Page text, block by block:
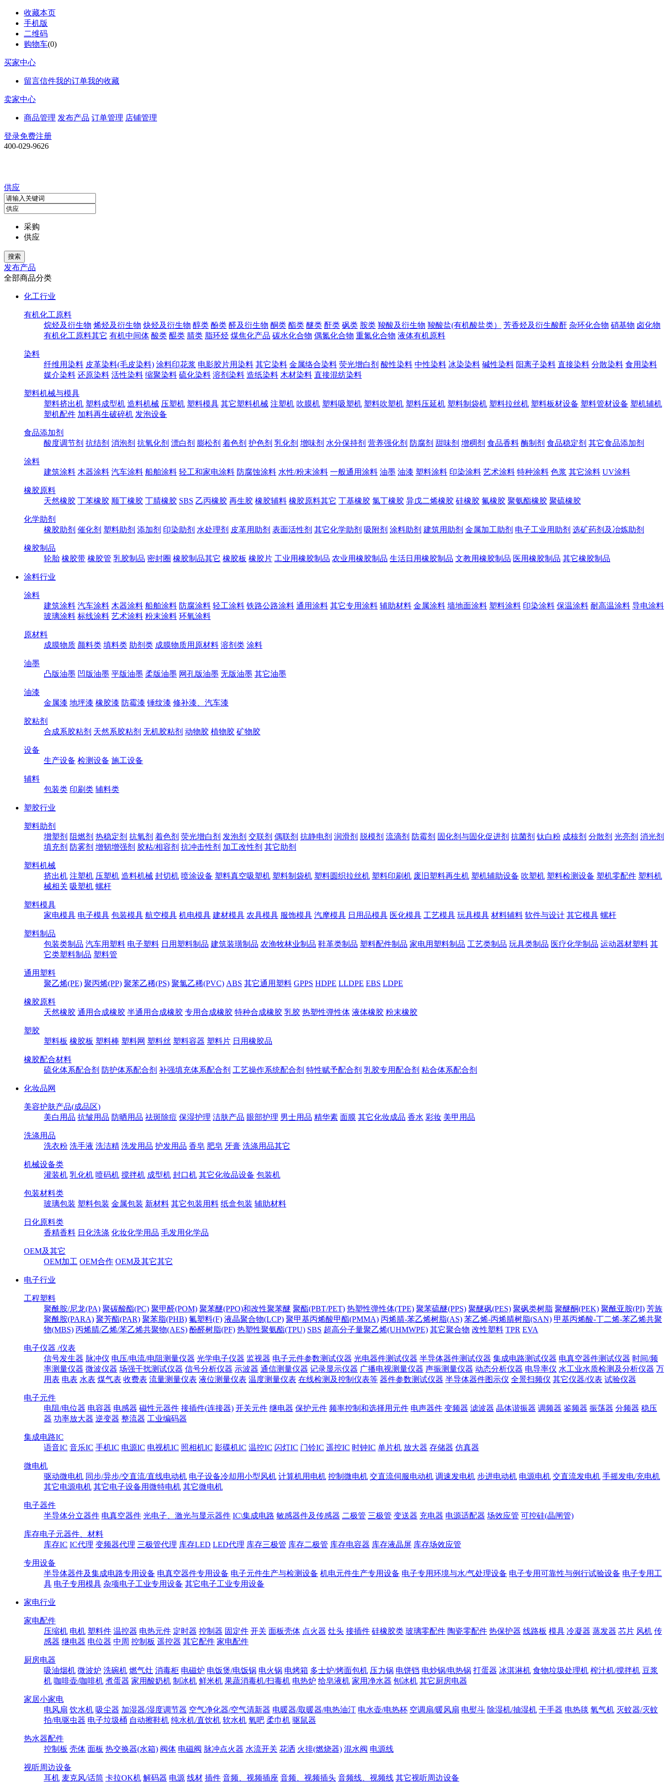
收藏本页
手机版
二维码
购物车(0)
买家中心
留言信件我的订单我的收藏
卖家中心
商品管理 发布产品 订单管理 店铺管理
登录免费注册
400-029-9626
供应
采购
供应
发布产品
全部商品分类
化工行业
有机化工原料
烷烃及衍生物 烯烃及衍生物 炔烃及衍生物 醇类 酚类 醛及衍生物 酮类 酯类 醚类 酐类 砜类 胺类 羧酸及衍生物 羧酸盐(有机酸盐类） 芳香烃及衍生酸酐 杂环化合物 硝基物 卤化物
有机化工原料其它 有机中间体 酸类 醌类 腈类 脂环烃 煤焦化产品 碳水化合物 偶氮化合物 重氮化合物 液体有机原料
染料
纤维用染料 皮革染料(毛皮染料) 涂料印花浆 电影胶片用染料 其它染料 金属络合染料 荧光增白剂 酸性染料 中性染料 冰染染料 碱性染料 阳离子染料 直接染料 分散染料 食用染料
媒介染料 还原染料 活性染料 缩聚染料 硫化染料 溶剂染料 造纸染料 木材染料 直接混纺染料
塑料机械与模具
塑料挤出机 塑料成型机 造料机械 压塑机 塑料模具 其它塑料机械 注塑机 吹膜机 塑料吸塑机 塑料吹塑机 塑料压延机 塑料制袋机 塑料拉丝机 塑料板材设备 塑料管材设备 塑机辅机
塑机配件 加料再生破碎机 发泡设备
食品添加剂
酸度调节剂 抗结剂 消泡剂 抗氧化剂 漂白剂 膨松剂 着色剂 护色剂 乳化剂 增味剂 水分保持剂 营养强化剂 防腐剂 甜味剂 增稠剂 食品香料 酶制剂 食品稳定剂 其它食品添加剂
涂料
建筑涂料 木器涂料 汽车涂料 船舶涂料 轻工和家电涂料 防腐蚀涂料 水性/粉末涂料 一般通用涂料 油墨 油漆 塑料涂料 印染涂料 艺术涂料 特种涂料 色浆 其它涂料 UV涂料
橡胶原料
天然橡胶 丁苯橡胶 顺丁橡胶 丁腈橡胶 SBS 乙丙橡胶 再生胶 橡胶辅料 橡胶原料其它 丁基橡胶 氯丁橡胶 异戊二烯橡胶 硅橡胶 氟橡胶 聚氨酯橡胶 聚硫橡胶
化学助剂
橡胶助剂 催化剂 塑料助剂 添加剂 印染助剂 水处理剂 皮革用助剂 表面活性剂 其它化学助剂 吸附剂 涂料助剂 建筑用助剂 金属加工助剂 电子工业用助剂 选矿药剂及冶炼助剂
橡胶制品
轮胎 橡胶带 橡胶管 乳胶制品 密封圈 橡胶制品其它 橡胶板 橡胶片 工业用橡胶制品 农业用橡胶制品 生活日用橡胶制品 文教用橡胶制品 医用橡胶制品 其它橡胶制品
涂料行业
涂料
建筑涂料 汽车涂料 木器涂料 船舶涂料 防腐涂料 轻工涂料 铁路公路涂料 通用涂料 其它专用涂料 辅助材料 金属涂料 墙地面涂料 塑料涂料 印染涂料 保温涂料 耐高温涂料 导电涂料
玻璃涂料 标线涂料 艺术涂料 粉末涂料 环氧涂料
原材料
成膜物质 颜料类 填料类 助剂类 成膜物质用原材料 溶剂类 涂料
油墨
凸版油墨 凹版油墨 平版油墨 柔版油墨 网孔版油墨 无版油墨 其它油墨
油漆
金属漆 地坪漆 橡胶漆 防霉漆 锤纹漆 修补漆、汽车漆
胶粘剂
合成系胶粘剂 天然系胶粘剂 无机胶粘剂 动物胶 植物胶 矿物胶
设备
生产设备 检测设备 施工设备
辅料
包装类 印刷类 辅料类
塑胶行业
塑料助剂
增塑剂 阻燃剂 热稳定剂 抗氧剂 着色剂 荧光增白剂 发泡剂 交联剂 偶联剂 抗静电剂 润滑剂 脱模剂 流滴剂 防霉剂 固化剂与固化促进剂 抗菌剂 钛白粉 成核剂 分散剂 光亮剂 消光剂
填充剂 防雾剂 增韧增强剂 胶粘/相容剂 抗冲击性剂 加工改性剂 其它助剂
塑料机械
挤出机 注塑机 压塑机 造料机械 封切机 喷涂设备 塑料真空吸塑机 塑料制袋机 塑料圆织拉丝机 塑料印刷机 废旧塑料再生机 塑机辅助设备 吹塑机 塑料检测设备 塑机零配件 塑料机
械相关 吸塑机 螺杆
塑料模具
家电模具 电子模具 包装模具 航空模具 机电模具 建材模具 农具模具 服饰模具 汽摩模具 日用品模具 医化模具 工艺模具 玩具模具 材料辅料 软件与设计 其它模具 螺杆
塑料制品
包装类制品 汽车用塑料 电子塑料 日用塑料制品 建筑装璜制品 农渔牧林业制品 鞋革类制品 塑料配件制品 家电用塑料制品 工艺类制品 玩具类制品 医疗化学制品 运动器材塑料 其
它类塑料制品 塑料管
通用塑料
聚乙烯(PE) 聚丙烯(PP) 聚苯乙稀(PS) 聚氯乙稀(PVC) ABS 其它通用塑料 GPPS HDPE LLDPE EBS LDPE
橡胶原料
天然橡胶 通用合成橡胶 半通用合成橡胶 专用合成橡胶 特种合成橡胶 乳胶 热塑性弹性体 液体橡胶 粉末橡胶
塑胶
塑料板 橡胶板 塑料棒 塑料网 塑料丝 塑料容器 塑料片 日用橡胶品
橡胶配合材料
硫化体系配合剂 防护体系配合剂 补强填充体系配合剂 工艺操作系统配合剂 特性赋予配合剂 乳胶专用配合剂 粘合体系配合剂
化妆品网
美容护肤产品(成品区)
美白用品 抗皱用品 防晒用品 祛斑除痘 保湿护理 洁肤产品 眼部护理 男士用品 精华素 面膜 其它化妆成品 香水 彩妆 美甲用品
洗涤用品
洗衣粉 洗手液 洗洁精 洗发用品 护发用品 香皂 肥皂 牙膏 洗涤用品其它
机械设备类
灌装机 乳化机 喷码机 搅拌机 成型机 封口机 其它化妆品设备 包装机
包装材料类
玻璃包装 塑料包装 金属包装 新材料 其它包装用料 纸盒包装 辅助材料
日化原料类
香精香料 日化洗涤 化妆化学用品 毛发用化学品
OEM及其它
OEM加工 OEM合作 OEM及其它其它
电子行业
工程塑料
聚酰胺/尼龙(PA) 聚碳酸酯(PC) 聚甲醛(POM) 聚苯醚(PPO)和改性聚苯醚 聚酯(PBT/PET) 热塑性弹性体(TPE) 聚苯硫醚(PPS) 聚醚砜(PES) 聚砜类树脂 聚醚酮(PEK) 聚酰亚胺(PI) 芳族
聚酰胺(PARA) 聚芳酯(PAR) 聚苯脂(PHB) 氟塑料(F) 液晶聚合物(LCP) 聚甲基丙烯酸甲酯(PMMA) 丙烯腈-苯乙烯树脂(AS) 苯乙烯-丙烯腈树脂(SAN) 甲基丙烯酸-丁二烯-苯乙烯共聚
物(MBS) 丙烯腈/乙烯/苯乙烯共聚物(AES) 酚醛树脂(PF) 热塑性聚氨酯(TPU) SBS 超高分子量聚乙烯(UHMWPE) 其它聚合物 改性塑料 TPR EVA
电子仪器 /仪表
信号发生器 脉冲仪 电压/电流/电阻测量仪器 光学电子仪器 监视器 电子元件参数测试仪器 光电器件测试仪器 半导体器件测试仪器 集成电路测试仪器 电真空器件测试仪器 时间/频
率测量仪器 微波仪器 场强干扰测试仪器 信号分析仪器 示波器 通信测量仪器 记录显示仪器 广播电视测量仪器 声振测量仪器 动态分析仪器 电导率仪 水工业水质检测及分析仪器 万
用表 电表 水表 煤气表 收费表 流量测量仪表 液位测量仪表 温度测量仪表 在线检测及控制仪表等 器件参数测试仪器 半导体器件图示仪 全景扫频仪 其它仪器/仪表 试验仪器
电子元件
电阻/电位器 电容器 电感器 磁性元器件 接插件(连接器) 开关元件 继电器 保护元件 频率控制和选择用元件 电声器件 变频器 滤波器 晶体谐振器 调频器 鉴频器 振荡器 分频器 稳压
器 功率放大器 逆变器 整流器 工业编码器
集成电路IC
语音IC 音乐IC 手机IC 电源IC 电视机IC 照相机IC 影碟机IC 温控IC 闪灯IC 门铃IC 遥控IC 时钟IC 单片机 放大器 存储器 仿真器
微电机
驱动微电机 同步/异步/交直流/直线电动机 电子设备冷却用小型风机 计算机用电机 控制微电机 交直流伺服电动机 调速发电机 步进电动机 电源电机 交直流发电机 手摇发电/充电机
其它电源电机 其它电子设备用微特电机 其它微电机
电子器件
半导体分立器件 电真空器件 光电子、激光与显示器件 IC\集成电路 敏感器件及传感器 二极管 三极管 变送器 充电器 电源适配器 场效应管 可控硅(晶闸管)
库存电子元器件、材料
库存IC IC代理 变频器代理 三极管代理 库存LED LED代理 库存三极管 库存二极管 库存电容器 库存液晶屏 库存场效应管
专用设备
半导体器件及集成电路专用设备 电真空器件专用设备 电子元件生产与检测设备 机电元件生产专用设备 电子专用环境与水/气处理设备 电子专用可靠性与例行试验设备 电子专用工
具 电子专用模具 杂项电子工业专用设备 其它电子工业专用设备
家电行业
家电配件
压缩机 电机 塑料件 温控器 电热元件 定时器 控制器 固定件 开关 面板壳体 点火器 灶头 接插件 硅橡胶类 玻璃零配件 陶瓷零配件 热保护器 线路板 模具 冷凝器 蒸发器 芯片 风机 传
感器 继电器 电位器 中周 控制板 遥控器 其它配件 家电配件
厨房电器
吸油烟机 微波炉 洗碗机 燃气灶 消毒柜 电磁炉 电饭煲/电饭锅 电火锅 电烤箱 多士炉/烤面包机 压力锅 电饼铛 电炒锅/电热锅 打蛋器 冰淇淋机 食物垃圾处理机 榨汁机/搅拌机 豆浆
机 咖啡壶/咖啡机 煮蛋器 家用酸奶机 制冰机 鲜米机 果蔬消毒机/扫毒机 电热炉 给皂液机 家用净水器 刨冰机 其它厨房电器
家居小家电
电风扇 饮水机 吸尘器 加湿器/湿度调节器 空气净化器/空气清新器 电暖器/取暖器/电热油汀 电水壶/电热杯 空调扇/暖风扇 电熨斗 除湿机/抽湿机 干手器 电热毯 氧气机 灭蚊器/灭蚊
拍/电驱虫器 电子垃圾桶 自动擦鞋机 纯水机/直饮机 软水机 氧吧 柔巾机 驱鼠器
热水器配件
控制板 壳体 面板 热交换器(水箱) 阀体 电磁阀 脉冲点火器 水流开关 花洒 火排(燃烧器) 混水阀 电源线
视听周边设备
耳机 麦克风/话筒 卡拉OK机 解码器 电源 线材 插件 音频、视频插座 音频、视频插头 音频线、视频线 其它视听周边设备